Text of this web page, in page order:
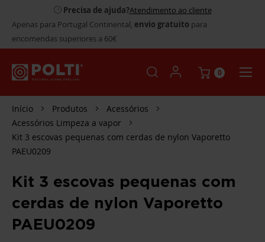
Precisa de ajuda?Atendimento ao cliente
Apenas para Portugal Continental, envio gratuito para
encomendas superiores a 60€
0
Início Produtos
Acessórios
Acessórios Limpeza a vapor
Kit 3 escovas pequenas com cerdas de nylon Vaporetto
PAEU0209
Kit 3 escovas pequenas com
cerdas de nylon Vaporetto
PAEU0209